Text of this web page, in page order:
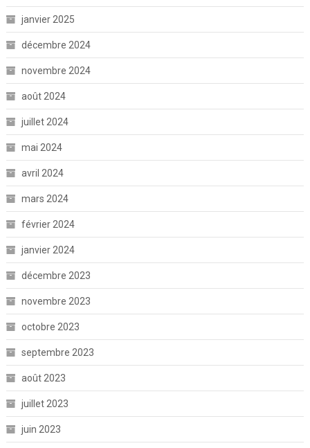
janvier 2025
décembre 2024
novembre 2024
août 2024
juillet 2024
mai 2024
avril 2024
mars 2024
février 2024
janvier 2024
décembre 2023
novembre 2023
octobre 2023
septembre 2023
août 2023
juillet 2023
juin 2023